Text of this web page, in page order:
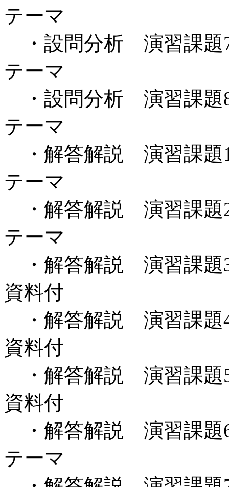
テーマ
・設問分析 演習課
テーマ
・設問分析 演習課
テーマ
・解答解説 演習課
テーマ
・解答解説 演習課
テーマ
・解答解説 演習課
資料付
・解答解説 演習課
資料付
・解答解説 演習課
資料付
・解答解説 演習課
テーマ